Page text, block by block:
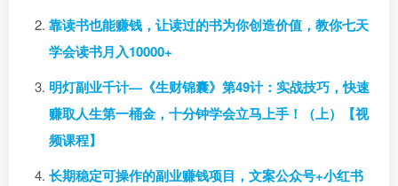
靠读书也能赚钱，让读过的书为你创造价值，教你七天
学会读书月入10000+
明灯副业千计—《生财锦囊》第49计：实战技巧，快速
赚取人生第一桶金，十分钟学会立马上手！（上）【视
频课程】
长期稳定可操作的副业赚钱项目，文案公众号+小红书